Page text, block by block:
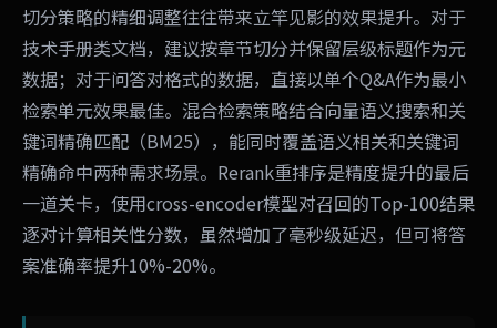
切分策略的精细调整往往带来立竿见影的效果提升。对于
技术手册类文档，建议按章节切分并保留层级标题作为元
数据；对于问答对格式的数据，直接以单个Q&A作为最小
检索单元效果最佳。混合检索策略结合向量语义搜索和关
键词精确匹配（BM25），能同时覆盖语义相关和关键词
精确命中两种需求场景。Rerank重排序是精度提升的最后
一道关卡，使用cross-encoder模型对召回的Top-100结果
逐对计算相关性分数，虽然增加了毫秒级延迟，但可将答
案准确率提升10%-20%。